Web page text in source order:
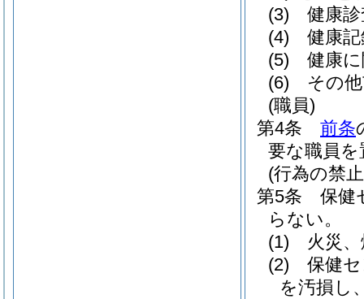
(3)
健康
(4)
健康
(5)
健康
(6)
その
(職員)
第4条
前条
要な職員を
(行為の禁
第5条
保健
らない。
(1)
火災
(2)
保健
を汚損し